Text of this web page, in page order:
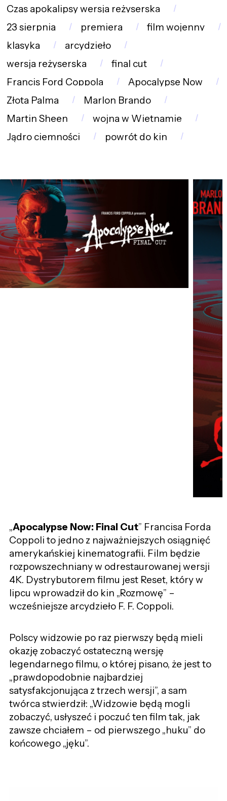
Czas apokalipsy wersja reżyserska
23 sierpnia
premiera
film wojenny
klasyka
arcydzieło
wersja reżyserska
final cut
Francis Ford Coppola
Apocalypse Now
Złota Palma
Marlon Brando
Martin Sheen
wojna w Wietnamie
Jądro ciemności
powrót do kin
„Apocalypse Now: Final Cut” Francisa Forda
Coppoli to jedno z najważniejszych osiągnięć
amerykańskiej kinematografii. Film będzie
rozpowszechniany w odrestaurowanej wersji
4K. Dystrybutorem filmu jest Reset, który w
lipcu wprowadził do kin „Rozmowę” –
wcześniejsze arcydzieło F. F. Coppoli.
Polscy widzowie po raz pierwszy będą mieli
okazję zobaczyć ostateczną wersję
legendarnego filmu, o której pisano, że jest to
„prawdopodobnie najbardziej
satysfakcjonująca z trzech wersji”, a sam
twórca stwierdził: „Widzowie będą mogli
zobaczyć, usłyszeć i poczuć ten film tak, jak
zawsze chciałem – od pierwszego „huku” do
końcowego „jęku”.